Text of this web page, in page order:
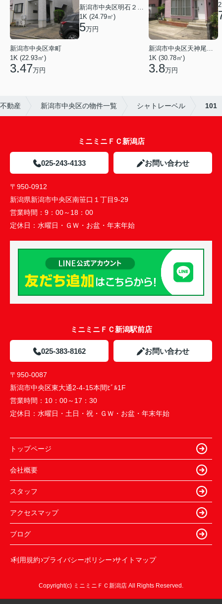
新潟市中央区幸町
1K (22.93㎡)
3.47万円
新潟市中央区明石２丁目
1K (24.79㎡)
5万円
新潟市中央区天神尾２丁目
1K (30.78㎡)
3.8万円
動産 新潟市中央区の物件一覧 シャトレーベル 101
ミニミニＦＣ新潟店
025-243-4133 お問い合わせ
〒950-0912
新潟県新潟市中央区南笹口１丁目9-29
営業時間： 9：00～18：00
定休日： 水曜日・ＧＷ・お盆・年末年始
ミニミニＦＣ新潟駅前店
025-383-8162 お問い合わせ
〒950-0087
新潟市中央区東大通2-4-15本間ﾋﾞﾙ1F
営業時間： 10：00～17：30
定休日： 水曜日・土日・祝・ＧＷ・お盆・年末年始
トップページ
会社概要
スタッフ
アクセスマップ
ブログ
利用規約 プライバシーポリシー サイトマップ
Copyright(c) ミニミニＦＣ新潟店 All Rights Reserved.